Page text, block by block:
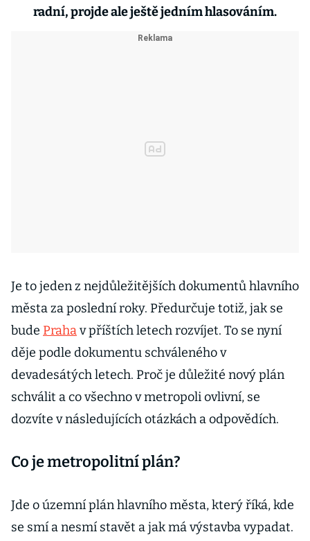
radní, projde ale ještě jedním hlasováním.
Je to jeden z nejdůležitějších dokumentů hlavního
města za poslední roky. Předurčuje totiž, jak se
bude Prahav příštích letech rozvíjet. To se nyní
děje podle dokumentu schváleného v
devadesátých letech. Proč je důležité nový plán
schválit a co všechno v metropoli ovlivní, se
dozvíte v následujících otázkách a odpovědích.
Co je metropolitní plán?
Jde o územní plán hlavního města, který říká, kde
se smí a nesmí stavět a jak má výstavba vypadat.